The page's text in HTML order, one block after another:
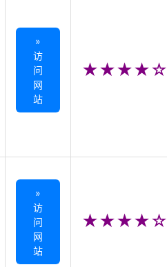
»
访
问
网
站
★★★★☆
»
访
问
网
站
★★★★☆